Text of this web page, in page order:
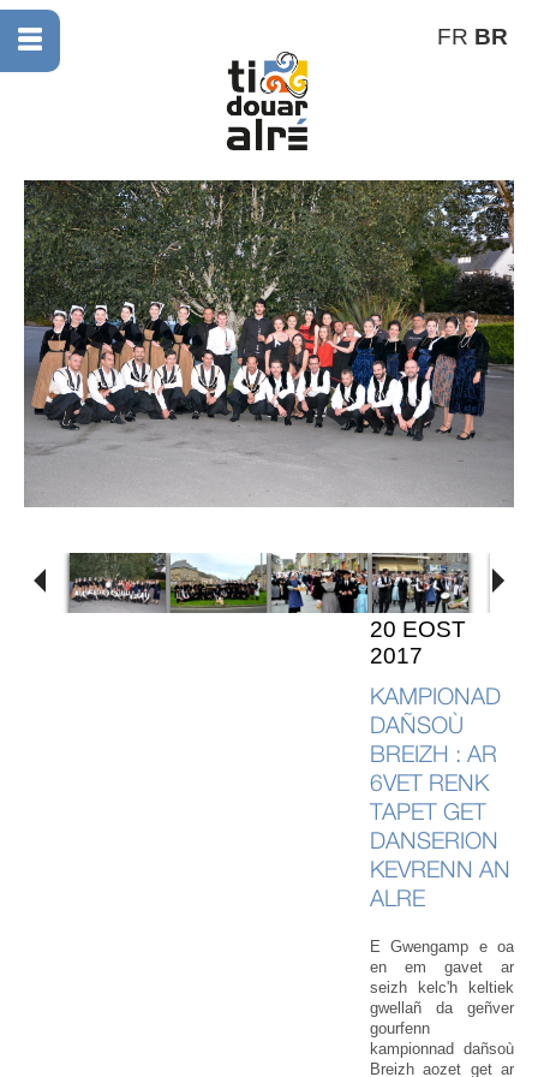
FR BR
20 EOST
2017
KAMPIONAD
DAÑSOÙ
BREIZH : AR
6VET RENK
TAPET GET
DANSERION
KEVRENN AN
ALRE
E Gwengamp e oa
en em gavet ar
seizh kelc'h keltiek
gwellañ da geñver
gourfenn
kampionnad dañsoù
Breizh aozet get ar